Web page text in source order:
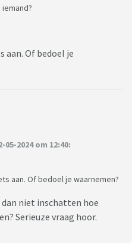
aan. Of bedoel je
2024 om 12:40:
aan. Of bedoel je waarnemen?
niet inschatten hoe
Serieuze vraag hoor.